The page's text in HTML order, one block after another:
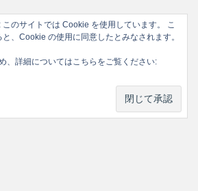
のサイトでは Cookie を使用しています。 こ
、Cookie の使用に同意したとみなされます。
、詳細についてはこちらをご覧ください: